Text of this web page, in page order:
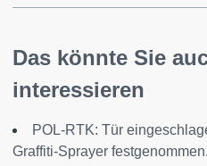
Das könnte Sie
interessieren
POL-RTK: Tür
Graffiti-Sprayer